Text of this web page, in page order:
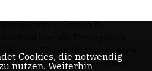
Bettina M.
erfreut über die Ehrung einer
Wie die Staatsministerin
Dr. Monika Grütters, erklärte,
Cookies, die notwendig
nutzen. Weiterhin